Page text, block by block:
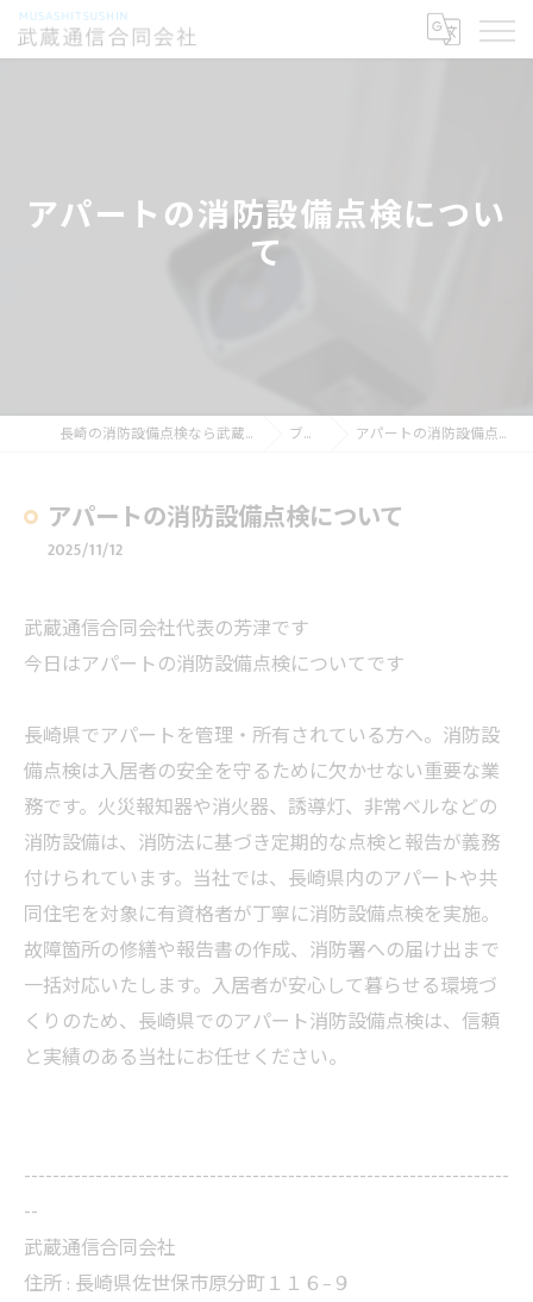
アパートの消防設備点検につい
て
長崎の消防設備点検なら武蔵通信合同会社 ブログ アパートの消防設備点検について
アパートの消防設備点検について
2025/11/12
武蔵通信合同会社代表の芳津です
今日はアパートの消防設備点検についてです
長崎県でアパートを管理・所有されている方へ。消防設
備点検は入居者の安全を守るために欠かせない重要な業
務です。火災報知器や消火器、誘導灯、非常ベルなどの
消防設備は、消防法に基づき定期的な点検と報告が義務
付けられています。当社では、長崎県内のアパートや共
同住宅を対象に有資格者が丁寧に消防設備点検を実施。
故障箇所の修繕や報告書の作成、消防署への届け出まで
一括対応いたします。入居者が安心して暮らせる環境づ
くりのため、長崎県でのアパート消防設備点検は、信頼
と実績のある当社にお任せください。
--------------------------------------------------------------------
--
武蔵通信合同会社
住所 : 長崎県佐世保市原分町１１６−９